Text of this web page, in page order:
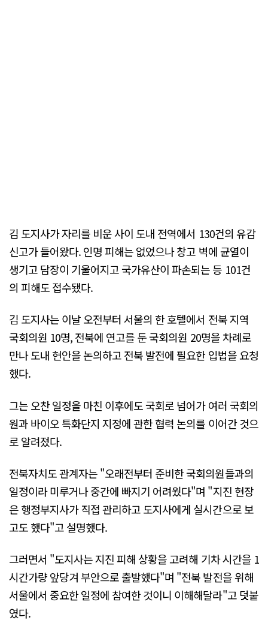
김 도지사가 자리를 비운 사이 도내 전역에서 130건의 유감
신고가 들어왔다. 인명 피해는 없었으나 창고 벽에 균열이
생기고 담장이 기울어지고 국가유산이 파손되는 등 101건
의 피해도 접수됐다.
김 도지사는 이날 오전부터 서울의 한 호텔에서 전북 지역
국회의원 10명, 전북에 연고를 둔 국회의원 20명을 차례로
만나 도내 현안을 논의하고 전북 발전에 필요한 입법을 요청
했다.
그는 오찬 일정을 마친 이후에도 국회로 넘어가 여러 국회의
원과 바이오 특화단지 지정에 관한 협력 논의를 이어간 것으
로 알려졌다.
전북자치도 관계자는 "오래전부터 준비한 국회의원들과의
일정이라 미루거나 중간에 빠지기 어려웠다"며 "지진 현장
은 행정부지사가 직접 관리하고 도지사에게 실시간으로 보
고도 했다"고 설명했다.
그러면서 "도지사는 지진 피해 상황을 고려해 기차 시간을 1
시간가량 앞당겨 부안으로 출발했다"며 "전북 발전을 위해
서울에서 중요한 일정에 참여한 것이니 이해해달라"고 덧붙
였다.